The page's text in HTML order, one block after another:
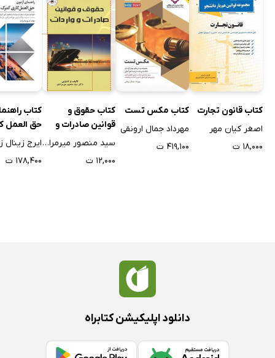
کتاب ﻗﺎﻧﻮن ﺗﺠﺎرت
اصغر کیان مهر
۱۸,۰۰۰ ت
کتاب مکس تست
مهرداد جمال ارونقی
۴۱۹,۱۰۰ ت
کتاب حقوق و
قوانین صادرات و
واردات
سید منصور میرمرادی
۱۲,۰۰۰ ت
کتاب
حق العمل
گمرک
ایرج زینال
۱۷۸,۴۰۰ ت
دانلود اپلیکیشن کتابراه